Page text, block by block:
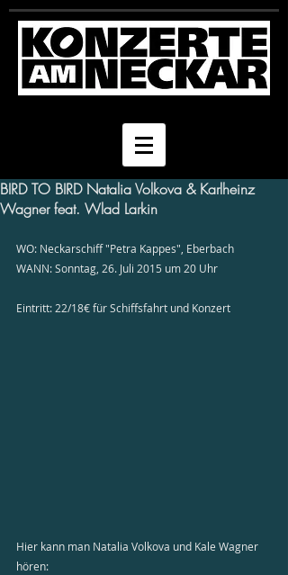
BIRD TO BIRD Natalia Volkova & Karlheinz
Wagner feat. Wlad Larkin
WO: Neckarschiff "Petra Kappes", Eberbach
WANN: Sonntag, 26. Juli 2015 um 20 Uhr
Eintritt: 22/18€ für Schiffsfahrt und Konzert
Hier kann man Natalia Volkova und Kale Wagner
hören: